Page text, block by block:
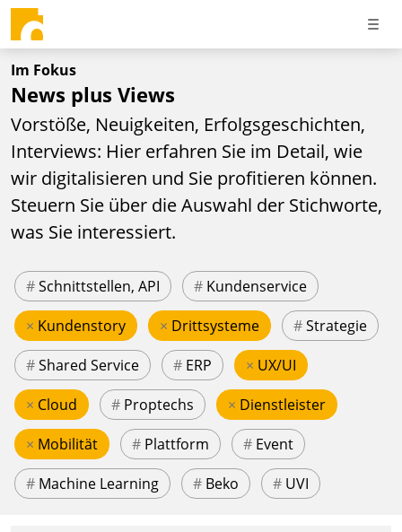
Im Fokus
News plus Views
Vorstöße, Neuigkeiten, Erfolgsgeschichten,
Interviews: Hier erfahren Sie im Detail, wie
wir digitalisieren und Sie profitieren können.
Steuern Sie über die Auswahl der Stichworte,
was Sie interessiert.
#Schnittstellen, API # Kundenservice
× Kundenstory × Drittsysteme #Strategie
#Shared Service # ERP × UX/UI
× Cloud # Proptechs × Dienstleister
× Mobilität # Plattform # Event
# Machine Learning # Beko # UVI